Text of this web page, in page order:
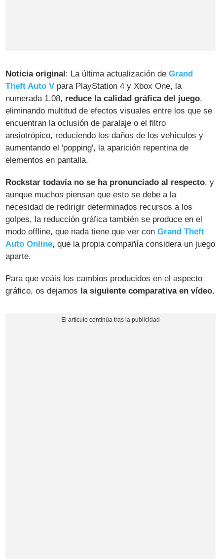
Noticia original: La última actualización deGrand
Theft Auto V para PlayStation 4 y Xbox One, la
numerada 1.08, reduce la calidad gráfica del juego,
eliminando multitud de efectos visuales entre los que se
encuentran la oclusión de paralaje o el filtro
ansiotrópico, reduciendo los daños de los vehículos y
aumentando el 'popping', la aparición repentina de
elementos en pantalla.
Rockstar todavía no se ha pronunciado al respecto, y
aunque muchos piensan que esto se debe a la
necesidad de redirigir determinados recursos a los
golpes, la reducción gráfica también se produce en el
modo offline, que nada tiene que ver conGrand Theft
Auto Online, que la propia compañía considera un juego
aparte.
Para que veáis los cambios producidos en el aspecto
gráfico, os dejamos la siguiente comparativa en vídeo.